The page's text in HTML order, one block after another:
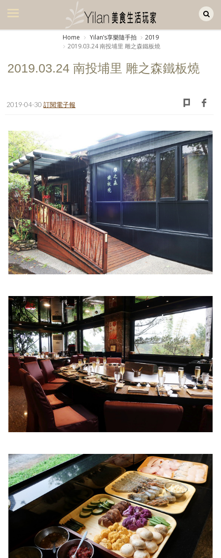
美食集
廚房集
旅遊美食集
生活風
書房集
日記簿
餐桌週記
享樂隨手拍
照相簿
影音區
創意出版服務
關於Yilan
個人著作
活動實況記錄
媒體報導一覽
合作與代言
訂閱電子報
Home Yilanʼs享樂隨手拍
2019
2019.03.24 南投埔里 雕之森鐵板燒
2019.03.24 南投埔里 雕之森鐵板燒
2019-04-30 訂閱電子報